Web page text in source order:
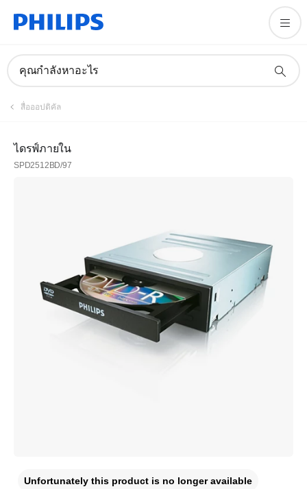
คุณกำลังหาอะไร
สื่อออปติคัล
ไดรฟ์ภายใน
SPD2512BD/97
Unfortunately this product is no longer available